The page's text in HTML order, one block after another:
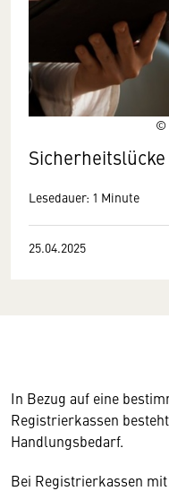
©
Sicherheitslücke
Lesedauer: 1 Minute
25.04.2025
In Bezug auf eine
Registrierkassen
Handlungsbedarf.
Bei Registrierkassen